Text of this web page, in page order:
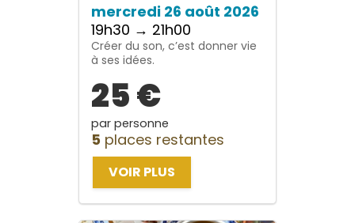
mercredi 26 août 2026
19h30 → 21h00
Créer du son, c’est donner vie
à ses idées.
25 €
par personne
5 places restantes
VOIR PLUS